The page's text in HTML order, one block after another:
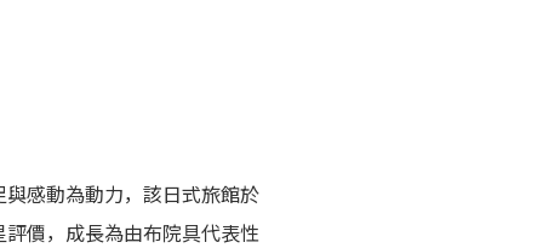
感動為動力，該日式旅館於
價，成長為由布院具代表性